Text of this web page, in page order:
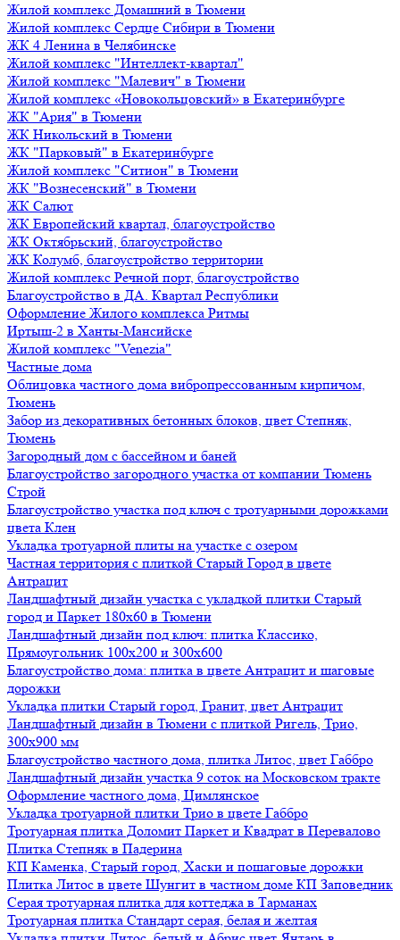
Жилой комплекс Домашний в Тюмени
Жилой комплекс Сердце Сибири в Тюмени
ЖК 4 Ленина в Челябинске
Жилой комплекс "Интеллект-квартал"
Жилой комплекс "Малевич" в Тюмени
Жилой комплекс «Новокольцовский» в Екатеринбурге
ЖК "Ария" в Тюмени
ЖК Никольский в Тюмени
ЖК "Парковый" в Екатеринбурге
Жилой комплекс "Ситион" в Тюмени
ЖК "Вознесенский" в Тюмени
ЖК Салют
ЖК Европейский квартал, благоустройство
ЖК Октябрьский, благоустройство
ЖК Колумб, благоустройство территории
Жилой комплекс Речной порт, благоустройство
Благоустройство в ДА. Квартал Республики
Оформление Жилого комплекса Ритмы
Иртыш-2 в Ханты-Мансийске
Жилой комплекс "Venezia"
Частные дома
Облицовка частного дома вибропрессованным кирпичом,
Тюмень
Забор из декоративных бетонных блоков, цвет Степняк,
Тюмень
Загородный дом с бассейном и баней
Благоустройство загородного участка от компании Тюмень
Строй
Благоустройство участка под ключ с тротуарными дорожками
цвета Клен
Укладка тротуарной плиты на участке с озером
Частная территория с плиткой Старый Город в цвете
Антрацит
Ландшафтный дизайн участка с укладкой плитки Старый
город и Паркет 180х60 в Тюмени
Ландшафтный дизайн под ключ: плитка Классико,
Прямоугольник 100х200 и 300х600
Благоустройство дома: плитка в цвете Антрацит и шаговые
дорожки
Укладка плитки Старый город, Гранит, цвет Антрацит
Ландшафтный дизайн в Тюмени с плиткой Ригель, Трио,
300х900 мм
Благоустройство частного дома, плитка Литос, цвет Габбро
Ландшафтный дизайн участка 9 соток на Московском тракте
Оформление частного дома, Цимлянское
Укладка тротуарной плитки Трио в цвете Габбро
Тротуарная плитка Доломит Паркет и Квадрат в Перевалово
Плитка Степняк в Падерина
КП Каменка, Старый город, Хаски и пошаговые дорожки
Плитка Литос в цвете Шунгит в частном доме КП Заповедник
Серая тротуарная плитка для коттеджа в Тарманах
Тротуарная плитка Стандарт серая, белая и желтая